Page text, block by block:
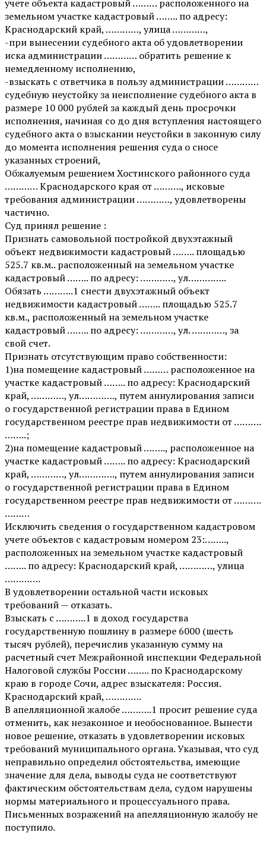
учете объекта кадастровый ……… расположенного на
земельном участке кадастровый …….. по адресу:
Краснодарский край, …………, улица …………,
-при вынесении судебного акта об удовлетворении
иска администрации ………… обратить решение к
немедленному исполнению,
-взыскать с ответчика в пользу администрации …………
судебную неустойку за неисполнение судебного акта в
размере 10 000 рублей за каждый день просрочки
исполнения, начиная со до дня вступления настоящего
судебного акта о взыскании неустойки в законную силу
до момента исполнения решения суда о сносе
указанных строений,
Обжалуемым решением Хостинского районного суда
………… Краснодарского края от ………., исковые
требования администрации …………, удовлетворены
частично.
Суд принял решение :
Признать самовольной постройкой двухэтажный
объект недвижимости кадастровый …….. площадью
525.7 кв.м.. расположенный на земельном участке
кадастровый …….. по адресу: …………, ул…………..
Обязать ………..1 снести двухэтажный объект
недвижимости кадастровый …….. площадью 525.7
кв.м., расположенный на земельном участке
кадастровый …….. по адресу: …………, ул. …………, за
свой счет.
Признать отсутствующим право собственности:
1)на помещение кадастровый ……… расположенное на
участке кадастровый …….. по адресу: Краснодарский
край, …………, ул…………., путем аннулирования записи
о государственной регистрации права в Едином
государственном реестре прав недвижимости от ……….
……..;
2)на помещение кадастровый …….., расположенное на
участке кадастровый …….. по адресу: Краснодарский
край, …………, ул…………., путем аннулирования записи
о государственной регистрации права в Едином
государственном реестре прав недвижимости от ……….
………
Исключить сведения о государственном кадастровом
учете объектов с кадастровым номером 23:……..,
расположенных на земельном участке кадастровый
…….. по адресу: Краснодарский край, …………, улица
………….
В удовлетворении остальной части исковых
требований — отказать.
Взыскать с ………..1 в доход государства
государственную пошлину в размере 6000 (шесть
тысяч рублей), перечислив указанную сумму на
расчетный счет Межрайонной инспекции Федеральной
Налоговой службы России …….. по Краснодарскому
краю в городе Сочи, адрес взыскателя: Россия.
Краснодарский край, ………….
В апелляционной жалобе ………..1 просит решение суда
отменить, как незаконное и необоснованное. Вынести
новое решение, отказать в удовлетворении исковых
требований муниципального органа. Указывая, что суд
неправильно определил обстоятельства, имеющие
значение для дела, выводы суда не соответствуют
фактическим обстоятельствам дела, судом нарушены
нормы материального и процессуального права.
Письменных возражений на апелляционную жалобу не
поступило.